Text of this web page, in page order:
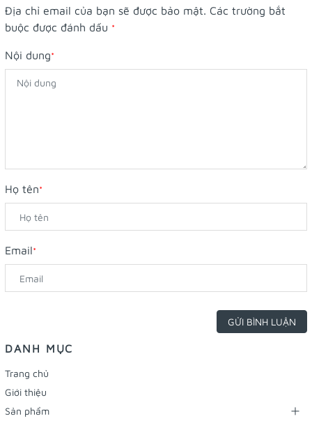
Địa chỉ email của bạn sẽ được bảo mật. Các trường bắt
buộc được đánh dấu *
Nội dung*
Họ tên*
Email*
GỬI BÌNH LUẬN
DANH MỤC
Trang chủ
Giới thiệu
Sản phẩm